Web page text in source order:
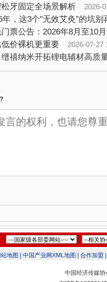
牙固定全场景解析
2026-07-
，这3个"无效艾灸”的坑别
价裸机更重要 2026-07-27
地图 | 中国产业网XML地图 | 合作加盟 |
中国经济传媒